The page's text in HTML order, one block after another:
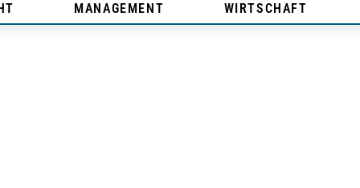
MANAGEMENT WIRTSCHAFT